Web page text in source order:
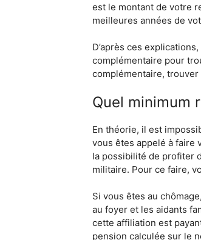
est le montant de votre
meilleures années de
D’après ces
complémentaire pour
complémentaire, trouver
Quel minimum
En théorie, il est
vous êtes appelé à faire
la possibilité de profiter
militaire. Pour ce faire,
Si vous êtes au
au foyer et les aidants
cette affiliation est
pension calculée sur le